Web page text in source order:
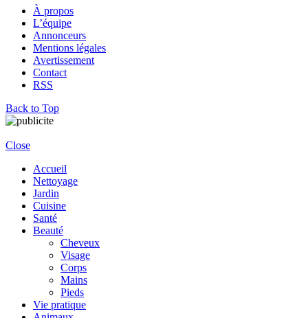
À propos
L’équipe
Annonceurs
Mentions légales
Avertissement
Contact
RSS
Back to Top
Close
Accueil
Nettoyage
Jardin
Cuisine
Santé
Beauté
Cheveux
Visage
Corps
Mains
Pieds
Vie pratique